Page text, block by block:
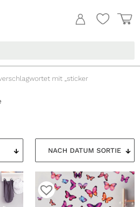
mit „sticker